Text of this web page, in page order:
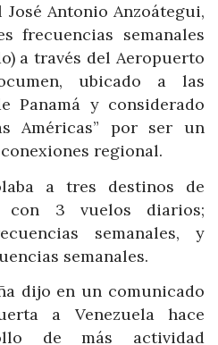
Antonio Anzoátegui,
frecuencias semanales
a través del Aeropuerto
ubicado a las
Panamá y considerado
Américas” por ser un
regional.
a tres destinos de
con 3 vuelos diarios;
semanales, y
semanales.
dijo en un comunicado
a Venezuela hace
de más actividad